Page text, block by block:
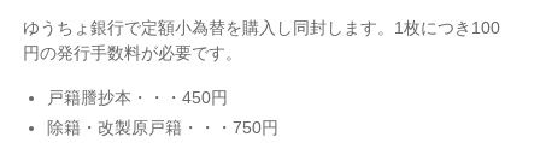
ゆうちょ銀行で定額小為替を購入し同封します。1枚につき100
円の発行手数料が必要です。
戸籍謄抄本・・・450円
除籍・改製原戸籍・・・750円